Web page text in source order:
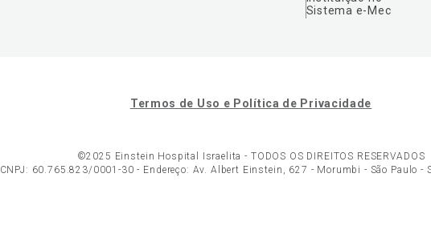
Sistema e-Mec
Termos de Uso e Política de Privacidade
©2025 Einstein Hospital Israelita - TODOS OS DIREITOS RESERVADOS
CNPJ: 60.765.823/0001-30 - Endereço: Av. Albert Einstein, 627 - Morumbi - São Paulo -